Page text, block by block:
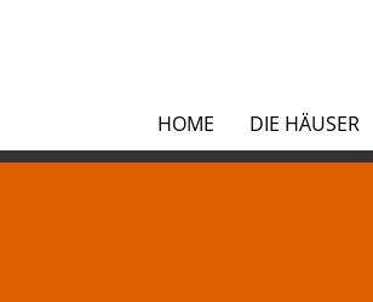
HOME DIE HÄUSER